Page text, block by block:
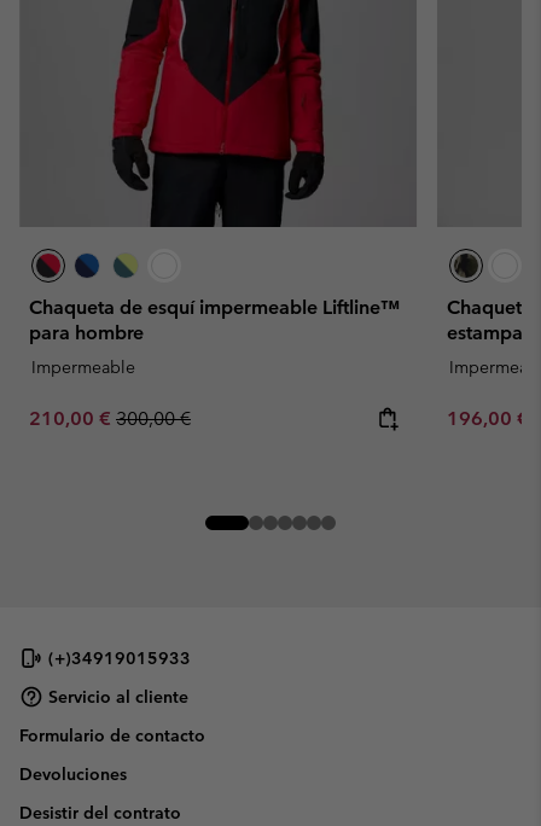
Chaqueta de esquí impermeable Liftline™
para hombre
Impermeable
Sale price:
210,00 € Regular price:
300,00 €
Chaqueta
Sale price:
196,00 €
(+)34919015933
Servicio al cliente
Formulario de contacto
Devoluciones
Desistir del contrato